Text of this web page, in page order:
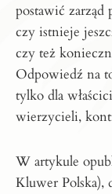
postawić
czy istnieje
czy też
Odpowiedź na
tylko dla
wierzycieli,
W artykule
Kluwer Polska),